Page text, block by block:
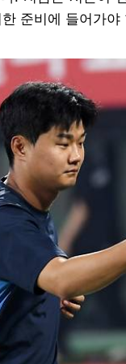
준비에 들어가야